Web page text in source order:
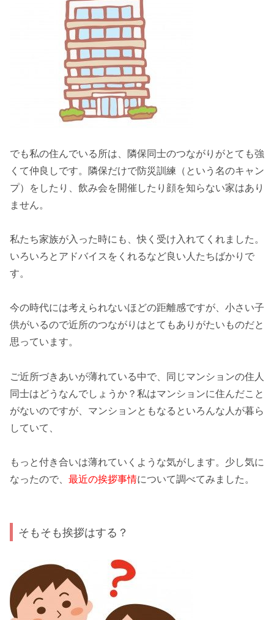
でも私の住んでいる所は、隣保同士のつながりがとても強
くて仲良しです。隣保だけで防災訓練（という名のキャン
プ）をしたり、飲み会を開催したり顔を知らない家はあり
ません。
私たち家族が入った時にも、快く受け入れてくれました。
いろいろとアドバイスをくれるなど良い人たちばかりで
す。
今の時代には考えられないほどの距離感ですが、小さい子
供がいるので近所のつながりはとてもありがたいものだと
思っています。
ご近所づきあいが薄れている中で、同じマンションの住人
同士はどうなんでしょうか？私はマンションに住んだこと
がないのですが、マンションともなるといろんな人が暮ら
していて、
もっと付き合いは薄れていくような気がします。少し気に
なったので、 最近の挨拶事情について調べてみました。
そもそも挨拶はする？